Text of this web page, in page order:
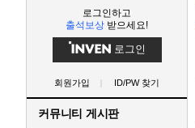
로그인하고
출석보상 받으세요!
로그인
회원가입 ID/PW 찾기
커뮤니티 게시판